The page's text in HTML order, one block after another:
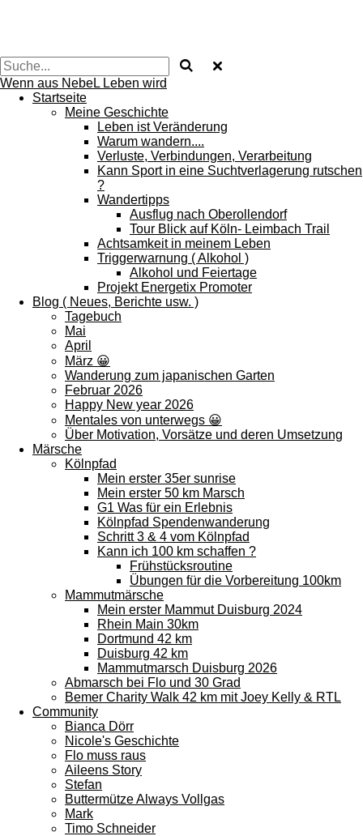
Wenn aus NebeL Leben wird
Startseite
Meine Geschichte
Leben ist Veränderung
Warum wandern....
Verluste, Verbindungen, Verarbeitung
Kann Sport in eine Suchtverlagerung rutschen
?
Wandertipps
Ausflug nach Oberollendorf
Tour Blick auf Köln- Leimbach Trail
Achtsamkeit in meinem Leben
Triggerwarnung ( Alkohol )
Alkohol und Feiertage
Projekt Energetix Promoter
Blog ( Neues, Berichte usw. )
Tagebuch
Mai
April
März 😀
Wanderung zum japanischen Garten
Februar 2026
Happy New year 2026
Mentales von unterwegs 😀
Über Motivation, Vorsätze und deren Umsetzung
Märsche
Kölnpfad
Mein erster 35er sunrise
Mein erster 50 km Marsch
G1 Was für ein Erlebnis
Kölnpfad Spendenwanderung
Schritt 3 & 4 vom Kölnpfad
Kann ich 100 km schaffen ?
Frühstücksroutine
Übungen für die Vorbereitung 100km
Mammutmärsche
Mein erster Mammut Duisburg 2024
Rhein Main 30km
Dortmund 42 km
Duisburg 42 km
Mammutmarsch Duisburg 2026
Abmarsch bei Flo und 30 Grad
Bemer Charity Walk 42 km mit Joey Kelly & RTL
Community
Bianca Dörr
Nicole's Geschichte
Flo muss raus
Aileens Story
Stefan
Buttermütze Always Vollgas
Mark
Timo Schneider